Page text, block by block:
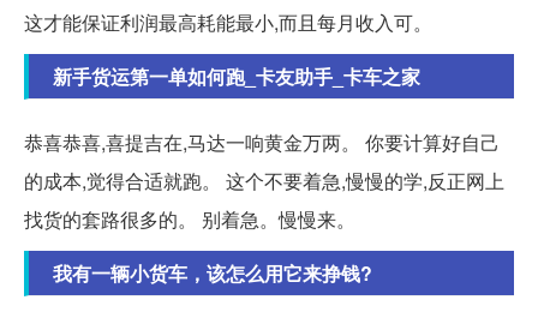
这才能保证利润最高耗能最小,而且每月收入可。
新手货运第一单如何跑_卡友助手_卡车之家
恭喜恭喜,喜提吉在,马达一响黄金万两。 你要计算好自己
的成本,觉得合适就跑。 这个不要着急,慢慢的学,反正网上
找货的套路很多的。 别着急。慢慢来。
我有一辆小货车，该怎么用它来挣钱?